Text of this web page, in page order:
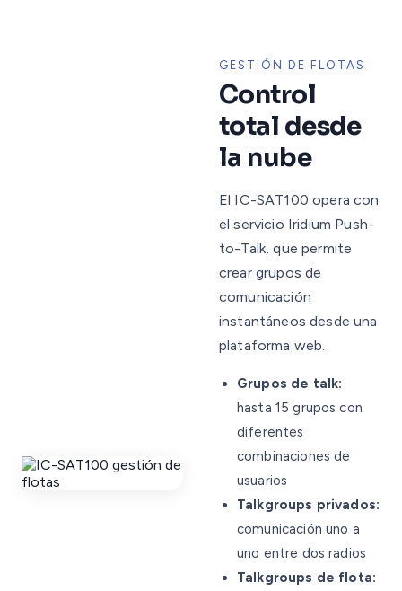
GESTIÓN DE FLOTAS
Control
total desde
la nube
El IC-SAT100 opera con
el servicio Iridium Push-
to-Talk, que permite
crear grupos de
comunicación
instantáneos desde una
plataforma web.
Grupos de talk:
hasta 15 grupos con
diferentes
combinaciones de
usuarios
Talkgroups privados:
comunicación uno a
uno entre dos radios
Talkgroups de flota: